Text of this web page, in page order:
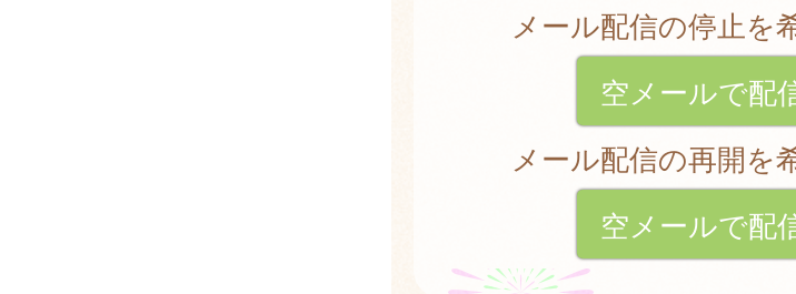
メール配信の停止を
空メールで配
メール配信の再開を
空メールで配